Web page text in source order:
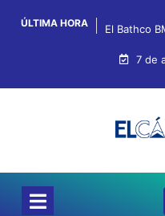
ÚLTIMA HORA El Bathco
7 de